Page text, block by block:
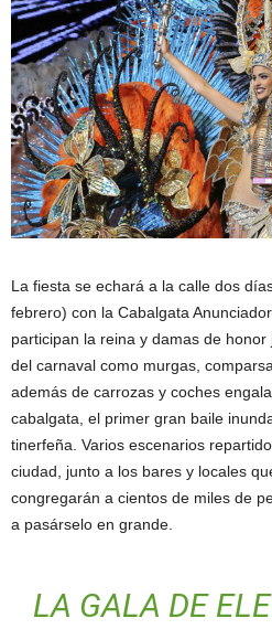
La fiesta se echará a la calle dos
febrero) con la Cabalgata
participan la reina y damas de
del carnaval como murgas,
además de carrozas y coches
cabalgata, el primer gran baile
tinerfeña. Varios escenarios
ciudad, junto a los bares y locales
congregarán a cientos de miles de
a pasárselo en grande.
LA GALA DE